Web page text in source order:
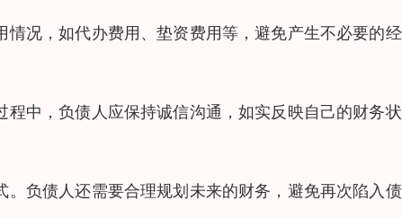
况，如代办费用、垫资费用等，避免产生不必要的
中，负债人应保持诚信沟通，如实反映自己的财务
负债人还需要合理规划未来的财务，避免再次陷入